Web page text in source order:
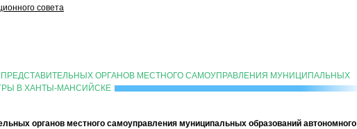
совета
ОРГАНОВ МЕСТНОГО САМОУПРАВЛЕНИЯ МУНИЦИПАЛЬНЫХ
В ХАНТЫ-МАНСИЙСКЕ
органов местного самоуправления муниципальных образований автономного